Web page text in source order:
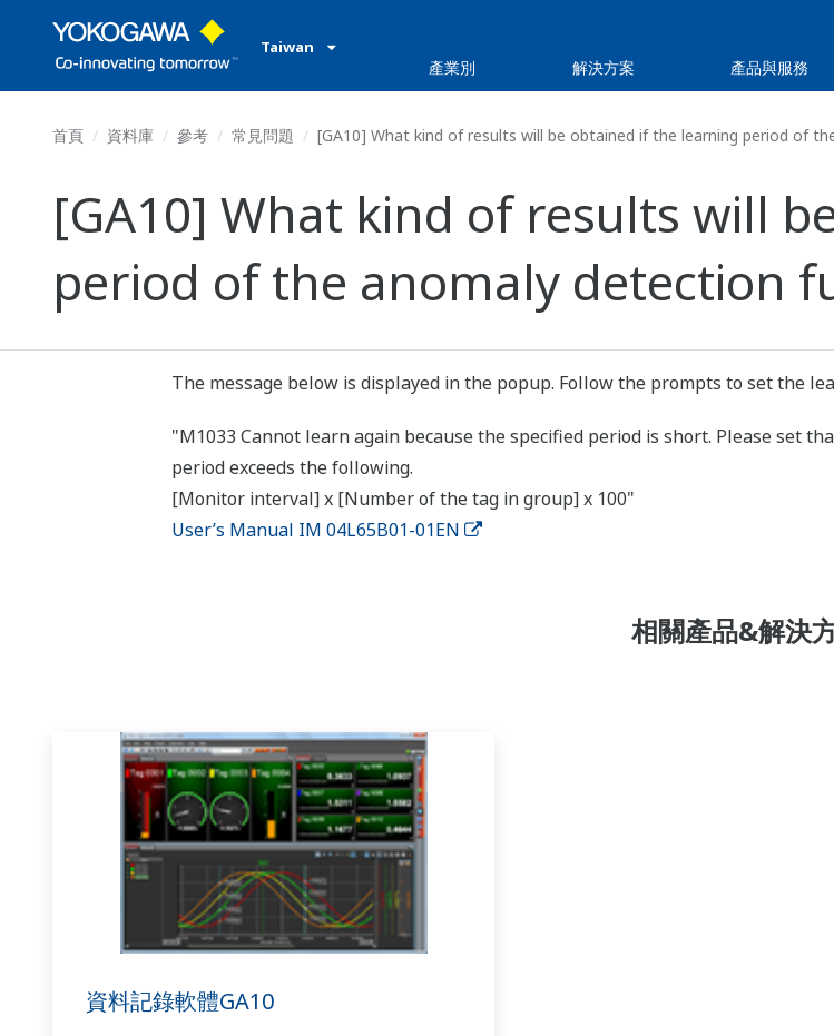
Taiwan
產業別 解決方案 產品與服務
首頁 資料庫 參考 常見問題 [GA10] What kind of results will be obtained if the learning period of
[GA10] What kind of results will
period of the anomaly detection
The message below is displayed in the popup. Follow the prompts to set the
"M1033 Cannot learn again because the specified period is short. Please set
period exceeds the following.
[Monitor interval] x [Number of the tag in group] x 100"
User’s Manual IM 04L65B01-01EN
相關產品&解決
資料記錄軟體GA10